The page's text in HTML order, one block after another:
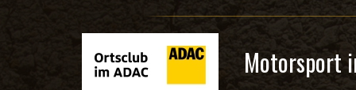
Motorsport